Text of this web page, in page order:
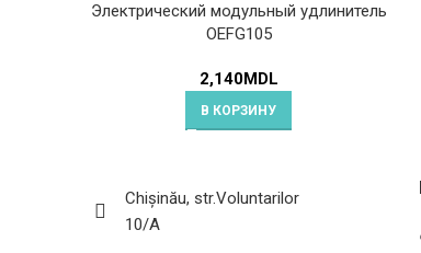
Электрический модульный удлинитель
OEFG105
2,140MDL
В КОРЗИНУ
Chișinău, str.Voluntarilor
10/A